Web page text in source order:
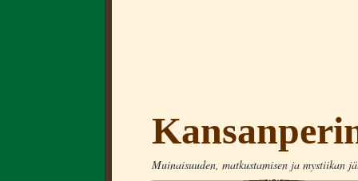
Muinaisuuden, matkustamisen ja mystiikan